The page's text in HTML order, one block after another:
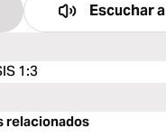
Escuchar a
1:3
relacionados